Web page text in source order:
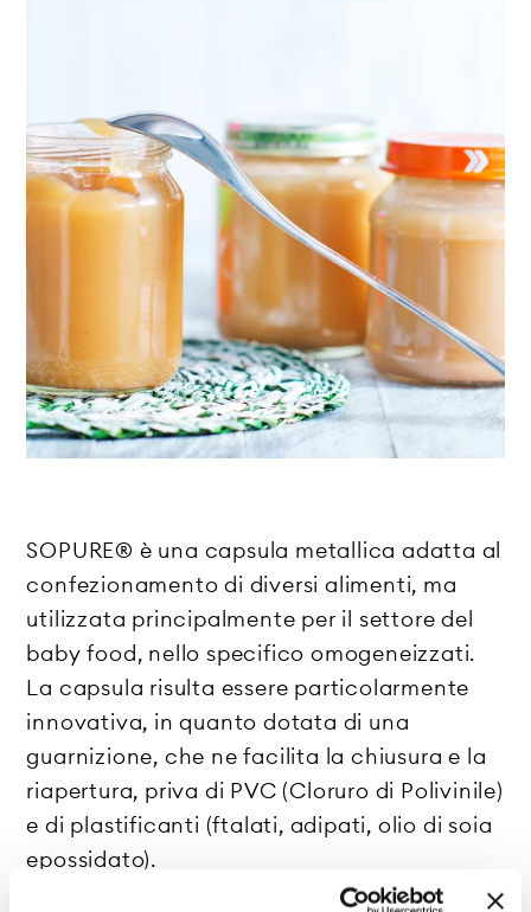
SOPURE® è una capsula metallica adatta al
confezionamento di diversi alimenti, ma
utilizzata principalmente per il settore del
baby food, nello specifico omogeneizzati.
La capsula risulta essere particolarmente
innovativa, in quanto dotata di una
guarnizione, che ne facilita la chiusura e la
riapertura, priva di PVC (Cloruro di Polivinile)
e di plastificanti (ftalati, adipati, olio di soia
epossidato).